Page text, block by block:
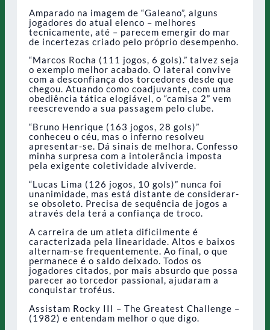
Amparado na imagem de “Galeano”, alguns
jogadores do atual elenco – melhores
tecnicamente, até – parecem emergir do mar
de incertezas criado pelo próprio desempenho.
“Marcos Rocha (111 jogos, 6 gols).” talvez seja
o exemplo melhor acabado. O lateral convive
com a desconfiança dos torcedores desde que
chegou. Atuando como coadjuvante, com uma
obediência tática elogiável, o “camisa 2” vem
reescrevendo a sua passagem pelo clube.
“Bruno Henrique (163 jogos, 28 gols)”
conheceu o céu, mas o inferno resolveu
apresentar-se. Dá sinais de melhora. Confesso
minha surpresa com a intolerância imposta
pela exigente coletividade alviverde.
“Lucas Lima (126 jogos, 10 gols)” nunca foi
unanimidade, mas está distante de considerar-
se obsoleto. Precisa de sequência de jogos a
através dela terá a confiança de troco.
A carreira de um atleta dificilmente é
caracterizada pela linearidade. Altos e baixos
alternam-se frequentemente. Ao final, o que
permanece é o saldo deixado. Todos os
jogadores citados, por mais absurdo que possa
parecer ao torcedor passional, ajudaram a
conquistar troféus.
Assistam Rocky III – The Greatest Challenge –
(1982) e entendam melhor o que digo.